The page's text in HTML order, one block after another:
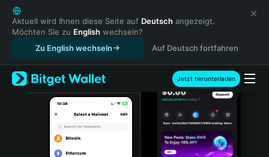
English
日本語
Tiếng Việt
Русский
Español (Latinoamérica)
Türkçe
Italiano
Aktuell wird Ihnen diese Seite auf Deutsch angezeigt.
Möchten Sie zu English wechseln?
Zu English wechseln
Auf Deutsch fortfahren
Jetzt herunterladen